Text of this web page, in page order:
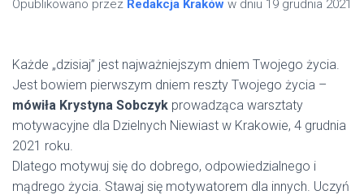
Opublikowano przez Redakcja Kraków w dniu 19 grudnia 2021
Każde „dzisiaj” jest najważniejszym dniem Twojego życia.
Jest bowiem pierwszym dniem reszty Twojego życia –
mówiła Krystyna Sobczyk prowadząca warsztaty
motywacyjne dla Dzielnych Niewiast w Krakowie, 4 grudnia
2021 roku.
Dlatego motywuj się do dobrego, odpowiedzialnego i
mądrego życia. Stawaj się motywatorem dla innych. Uczyń